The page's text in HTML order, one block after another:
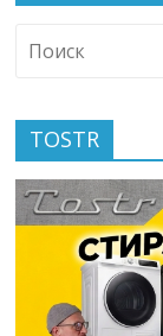
TOSTR